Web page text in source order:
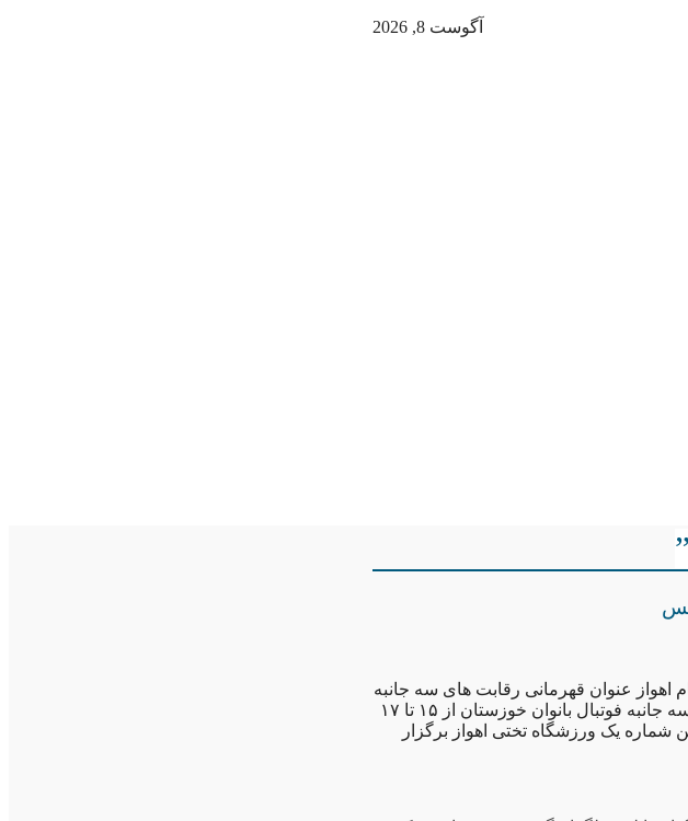
آگوست 8, 2026
اهواز عنوان قهرمانی رقابت های سه جانبه
فوتبال بانوان خوزستان را به خود اختصاص داد. رقابت های سه جانبه فوتبال بانوان خوزستان از ۱۵ تا ۱۷
یک ورزشگاه تختی اهواز برگزار